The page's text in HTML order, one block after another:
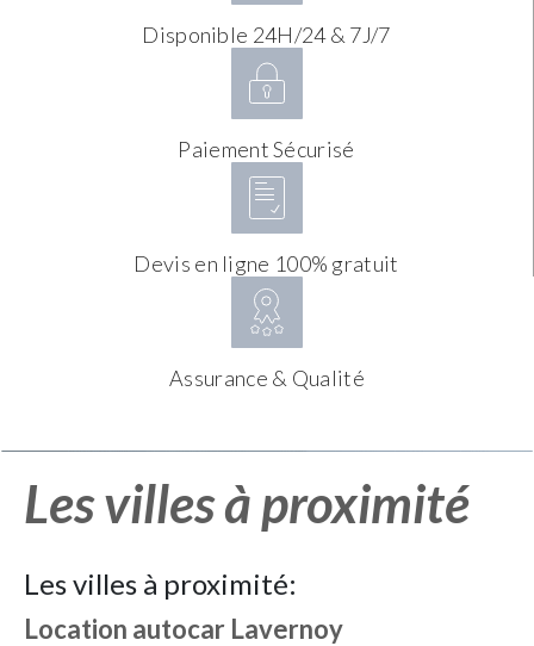
Disponible 24H/24 & 7J/7
Paiement Sécurisé
Devis en ligne 100% gratuit
Assurance & Qualité
Les villes à proximité
Les villes à proximité:
Location autocar Lavernoy